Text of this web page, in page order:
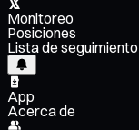
Monitoreo
Posiciones
Lista de seguimiento
App
Acerca de